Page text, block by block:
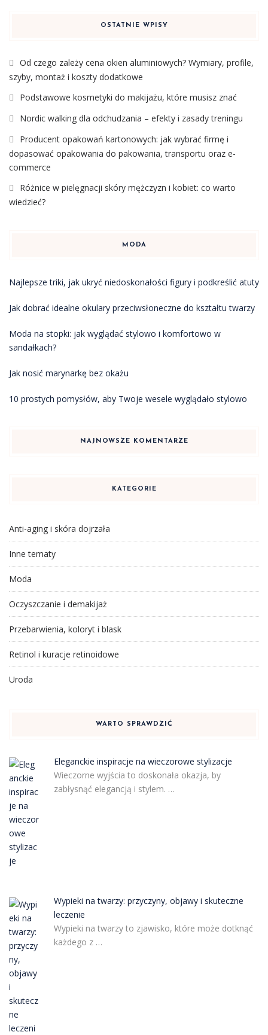
OSTATNIE WPISY
Od czego zależy cena okien aluminiowych? Wymiary, profile,
szyby, montaż i koszty dodatkowe
Podstawowe kosmetyki do makijażu, które musisz znać
Nordic walking dla odchudzania – efekty i zasady treningu
Producent opakowań kartonowych: jak wybrać firmę i
dopasować opakowania do pakowania, transportu oraz e-
commerce
Różnice w pielęgnacji skóry mężczyzn i kobiet: co warto
wiedzieć?
MODA
Najlepsze triki, jak ukryć niedoskonałości figury i podkreślić atuty
Jak dobrać idealne okulary przeciwsłoneczne do kształtu twarzy
Moda na stopki: jak wyglądać stylowo i komfortowo w
sandałkach?
Jak nosić marynarkę bez okażu
10 prostych pomysłów, aby Twoje wesele wyglądało stylowo
NAJNOWSZE KOMENTARZE
KATEGORIE
Anti-aging i skóra dojrzała
Inne tematy
Moda
Oczyszczanie i demakijaż
Przebarwienia, koloryt i blask
Retinol i kuracje retinoidowe
Uroda
WARTO SPRAWDZIĆ
Eleganckie inspiracje na wieczorowe stylizacje
Wieczorne wyjścia to doskonała okazja, by
zabłysnąć elegancją i stylem. …
Wypieki na twarzy: przyczyny, objawy i skuteczne
leczenie
Wypieki na twarzy to zjawisko, które może dotknąć
każdego z …